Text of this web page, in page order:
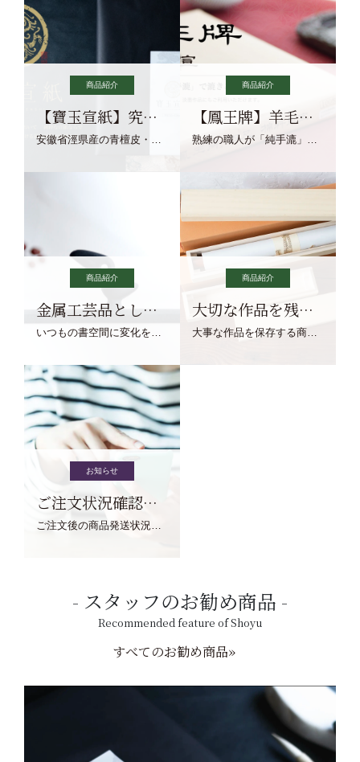
商品紹介
【寶玉宣紙】究極の純粋な宣紙を目指す寶玉宣紙
商品紹介
【鳳王牌】羊毛筆×濃墨での揮毫に最適な宣紙系画仙紙
商品紹介
金属工芸品としての文鎮
商品紹介
大切な作品を残す作品保存商品
お知らせ
ご注文状況確認について
スタッフのお勧め商品
Recommended feature of Shoyu
すべてのお勧め商品»